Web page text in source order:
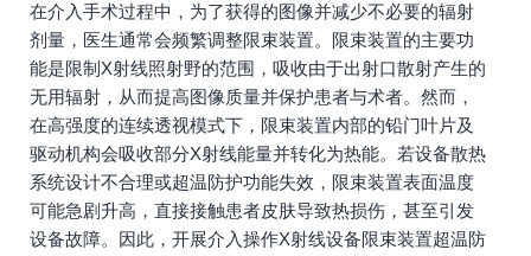
在介入手术过程中，为了获得的图像并减少不必要的辐射
剂量，医生通常会频繁调整限束装置。限束装置的主要功
能是限制X射线照射野的范围，吸收由于出射口散射产生的
无用辐射，从而提高图像质量并保护患者与术者。然而，
在高强度的连续透视模式下，限束装置内部的铅门叶片及
驱动机构会吸收部分X射线能量并转化为热能。若设备散热
系统设计不合理或超温防护功能失效，限束装置表面温度
可能急剧升高，直接接触患者皮肤导致热损伤，甚至引发
设备故障。因此，开展介入操作X射线设备限束装置超温防